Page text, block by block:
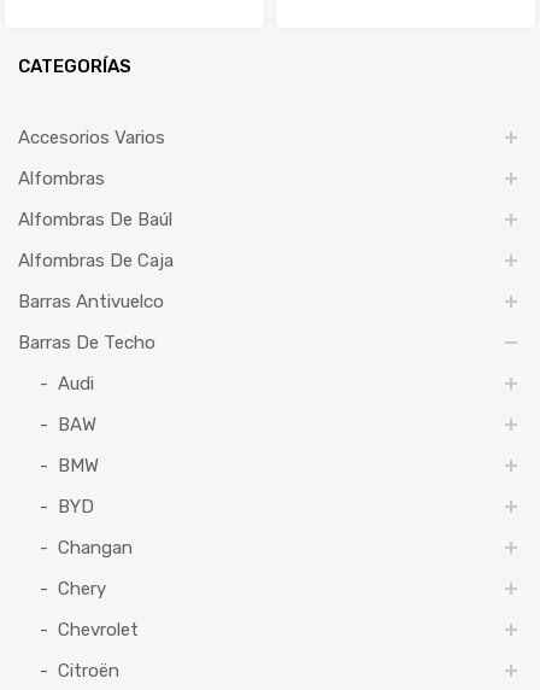
CATEGORÍAS
Accesorios Varios
Alfombras
Alfombras De Baúl
Alfombras De Caja
Barras Antivuelco
Barras De Techo
Audi
BAW
BMW
BYD
Changan
Chery
Chevrolet
Citroën